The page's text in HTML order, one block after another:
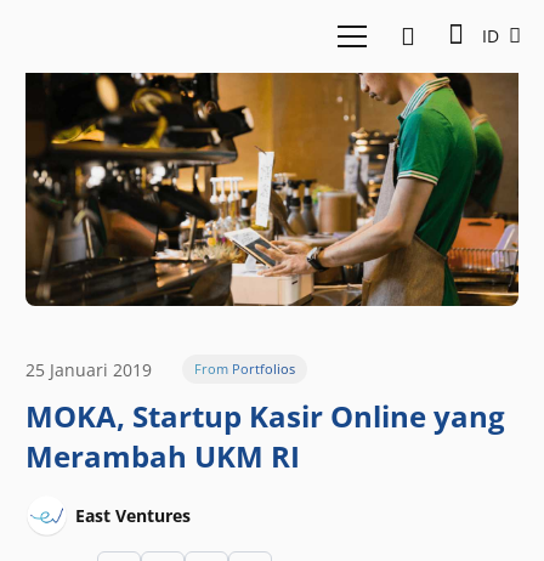
ID
25 Januari 2019 From Portfolios
MOKA, Startup Kasir Online yang
Merambah UKM RI
East Ventures